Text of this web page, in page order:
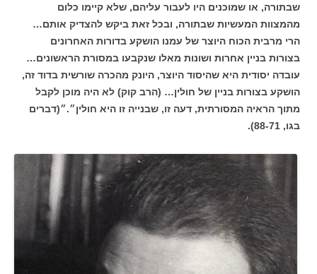
שבתורה, או שמוכנים היו לעבור עליהם, שלא קיימו כלום
מהמצוות המעשיות שבתורה, ובכל זאת ביקש להצדיק אותם…
הרי מרבית הכוח היוצר של עמנו הושקע בדורות האחרונים
בצורות בניין אחרות ושונות מאלו שנקבעו במסורת הראשונים…
עובדה יסודית היא שהיסוד היוצר, היונק מהכרה שורשית בדוד זה,
הושקע בצורות בניין של חולין… (הרב קוק) לא היה מוכן לקבל
מתוך הראיה המסורתית, דעה זו, שבנייה זו היא חולין״.״(דברים
בגו, 88-71).